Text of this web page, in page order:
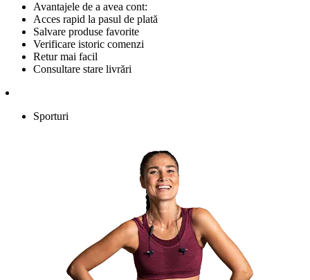
Avantajele de a avea cont:
Acces rapid la pasul de plată
Salvare produse favorite
Verificare istoric comenzi
Retur mai facil
Consultare stare livrări
Sporturi